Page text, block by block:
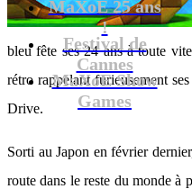
MaXoE 25 ans
!
Festival de
Cannes
MaXoE Show
Games
bleu fête ses 24 ans à toute
rétro rappelant furieusement
Drive.
Sorti au Japon en février
route dans le reste du monde